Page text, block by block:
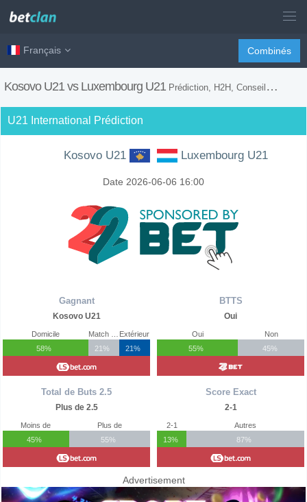
Français Combinés
Kosovo U21 vs Luxembourg U21 Prédiction, H2H, Conseils de Paris et Prévision du Match
U21 International Prédiction
Kosovo U21 Luxembourg U21
Date 2026-06-06 16:00
Gagnant
Kosovo U21
Domicile
58%
21%
Extérieur
21%
Total de Buts 2.5
Plus de 2.5
Moins de
45%
Plus de
55%
BTTS
Oui
Oui
55%
Non
45%
Score Exact
2-1
2-1
13%
Autres
87%
Advertisement